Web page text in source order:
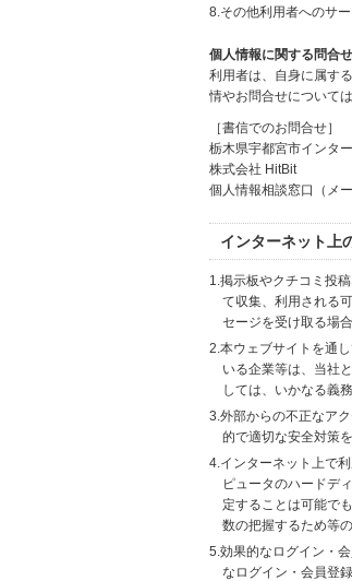
8.その他利用者へのサ
個人情報に関する問合
利用者は、自身に属す
情やお問合せについて
［書信でのお問合せ］
栃木県宇都宮市インタ
株式会社 HitBit
個人情報相談窓口（メ
インターネット上
1.掲示板やクチコミ投
て収集、利用される
セージを受け取る場
2.本ウェブサイトを通
いる企業等は、当社
しては、いかなる義
3.外部からの不正なア
的で適切な安全対策
4.インターネット上で
ピュータのハードデ
定することは可能で
数の把握するため等
5.効果的なログイン・
なログイン・会員登